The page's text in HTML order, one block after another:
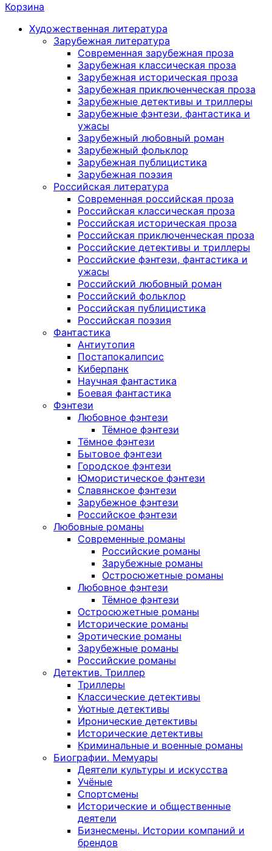
Корзина
Художественная литература
Зарубежная литература
Современная зарубежная проза
Зарубежная классическая проза
Зарубежная историческая проза
Зарубежная приключенческая проза
Зарубежные детективы и триллеры
Зарубежные фэнтези, фантастика и
ужасы
Зарубежный любовный роман
Зарубежный фольклор
Зарубежная публицистика
Зарубежная поэзия
Российская литература
Современная российская проза
Российская классическая проза
Российская историческая проза
Российская приключенческая проза
Российские детективы и триллеры
Российские фэнтези, фантастика и
ужасы
Российский любовный роман
Российский фольклор
Российская публицистика
Российская поэзия
Фантастика
Антиутопия
Постапокалипсис
Киберпанк
Научная фантастика
Боевая фантастика
Фэнтези
Любовное фэнтези
Тёмное фэнтези
Тёмное фэнтези
Бытовое фэнтези
Городское фэнтези
Юмористическое фэнтези
Славянское фэнтези
Зарубежное фэнтези
Российское фэнтези
Любовные романы
Современные романы
Российские романы
Зарубежные романы
Остросюжетные романы
Любовное фэнтези
Тёмное фэнтези
Остросюжетные романы
Исторические романы
Эротические романы
Зарубежные романы
Российские романы
Детектив. Триллер
Триллеры
Классические детективы
Уютные детективы
Иронические детективы
Исторические детективы
Криминальные и военные романы
Биографии. Мемуары
Деятели культуры и искусства
Учёные
Спортсмены
Исторические и общественные
деятели
Бизнесмены. Истории компаний и
брендов